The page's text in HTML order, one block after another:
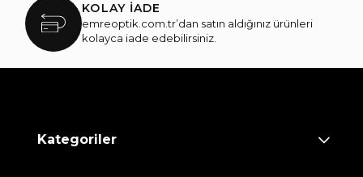
KOLAY İADE
emreoptik.com.tr’dan satın aldığınız ürünleri
kolayca iade edebilirsiniz.
Kategoriler